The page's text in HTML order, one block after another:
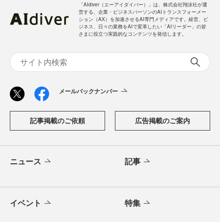
「AIdiver（エーアイダイバー）」は、株式会社翔泳社が運
営する、企業・ビジネスパーソンのAIトランスフォーメー
ション（AX）を加速させるAI専門メディアです。経営、ビ
ジネス、日々の業務をAIで変革したい「AIリーダー」の皆
さまに役立つ実践的なコンテンツを発信します。
メールバックナンバー
記事掲載のご依頼 広告掲載のご案内
ニュース 記事
イベント 特集